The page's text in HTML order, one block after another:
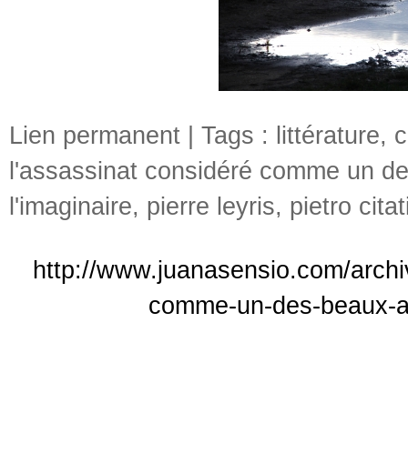
Lien permanent | Tags : littérature,
l'assassinat considéré comme un
l'imaginaire, pierre leyris, pietro
http://www.juanasensio.com/
comme-un-des-beaux-